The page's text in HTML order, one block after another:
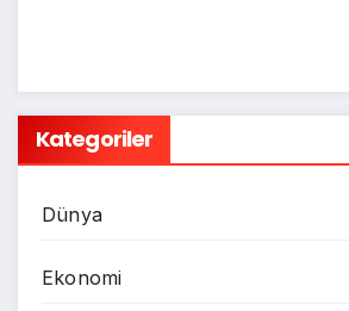
Kategoriler
Dünya
Ekonomi